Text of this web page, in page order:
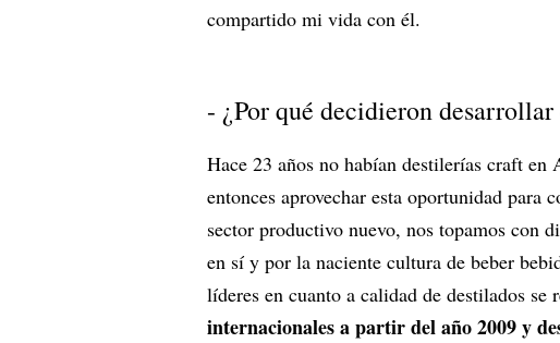
compartido mi vida con él.
- ¿Por qué decidieron desarrollar
Hace 23 años no habían destilerías craft
entonces aprovechar esta oportunidad para
sector productivo nuevo, nos topamos con
en sí y por la naciente cultura de beber
líderes en cuanto a calidad de destilados se
internacionales a partir del año 2009 y